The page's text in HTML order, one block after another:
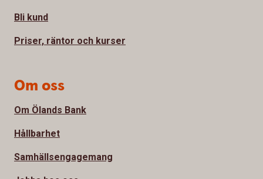
Bli kund
Priser, räntor och kurser
Om oss
Om Ölands Bank
Hållbarhet
Samhällsengagemang